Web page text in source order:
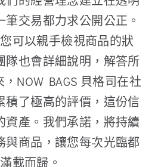
交易都力求公開公正。
可以親手檢視商品的狀
隊也會詳細說明，解答所
NOW BAGS 貝格司在社
積了極高的評價，這份信
資產。我們承諾，將持續
與商品，讓您每次光臨都
載而歸。